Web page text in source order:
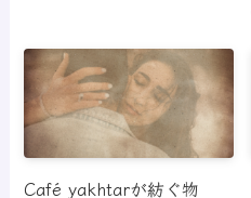
Café yakhtarが紡ぐ物